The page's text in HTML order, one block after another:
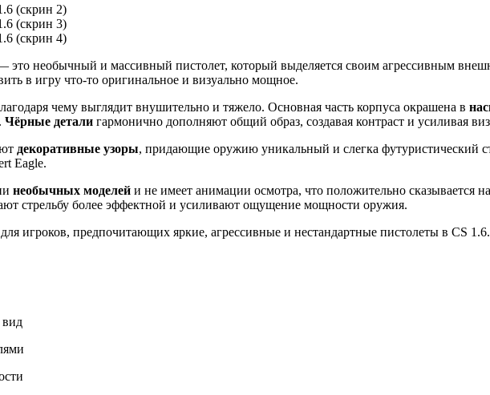
это необычный и массивный пистолет, который выделяется своим агрессивным
в игру что-то оригинальное и визуально мощное.
чему выглядит внушительно и тяжело. Основная часть корпуса окрашена в
Чёрные детали гармонично дополняют общий образ, создавая контраст и усиливая
декоративные узоры, придающие оружию уникальный и слегка футуристический
Eagle.
необычных моделей и не имеет анимации осмотра, что положительно сказывается
стрельбу более эффектной и усиливают ощущение мощности оружия.
игроков, предпочитающих яркие, агрессивные и нестандартные пистолеты в CS 1.6.